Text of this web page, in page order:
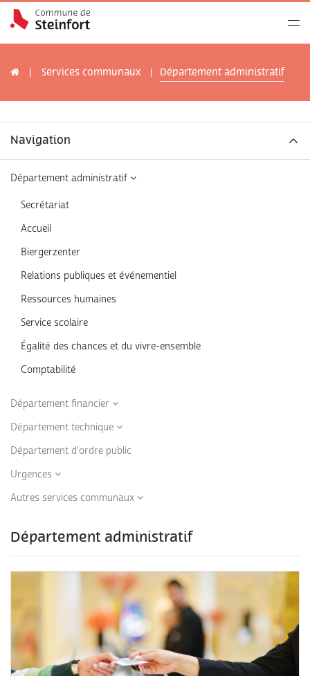
Services communaux Département administratif
Navigation
Département administratif
Secrétariat
Accueil
Biergerzenter
Relations publiques et événementiel
Ressources humaines
Service scolaire
Égalité des chances et du vivre-ensemble
Comptabilité
Département financier
Département technique
Département d'ordre public
Urgences
Autres services communaux
Département administratif